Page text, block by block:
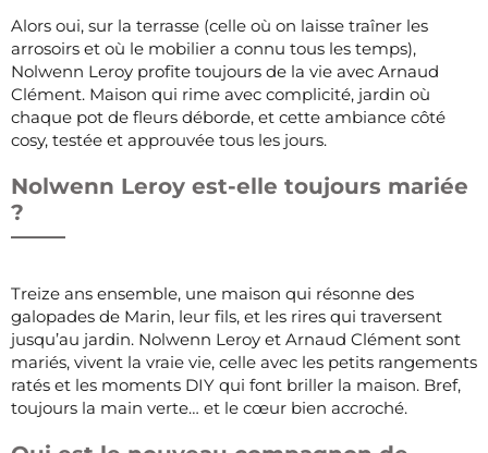
Alors oui, sur la terrasse (celle où on laisse traîner les
arrosoirs et où le mobilier a connu tous les temps),
Nolwenn Leroy profite toujours de la vie avec Arnaud
Clément. Maison qui rime avec complicité, jardin où
chaque pot de fleurs déborde, et cette ambiance côté
cosy, testée et approuvée tous les jours.
Nolwenn Leroy est-elle toujours mariée
?
Treize ans ensemble, une maison qui résonne des
galopades de Marin, leur fils, et les rires qui traversent
jusqu’au jardin. Nolwenn Leroy et Arnaud Clément sont
mariés, vivent la vraie vie, celle avec les petits rangements
ratés et les moments DIY qui font briller la maison. Bref,
toujours la main verte… et le cœur bien accroché.